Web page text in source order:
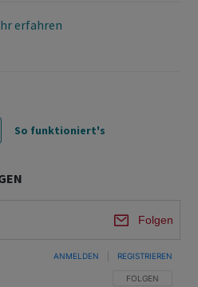
erfahren
So funktioniert's
Folgen
FOLGE DIESER
FOLGEN
ANMELDEN REGISTRIEREN